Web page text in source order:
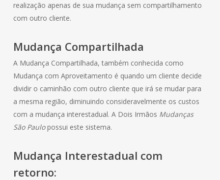
realização apenas de sua mudança sem compartilhamento
com outro cliente.
Mudança Compartilhada
A Mudança Compartilhada, também conhecida como
Mudança com Aproveitamento é quando um cliente decide
dividir o caminhão com outro cliente que irá se mudar para
a mesma região, diminuindo consideravelmente os custos
com a mudança interestadual. A Dois Irmãos Mudanças
São Paulopossui este sistema.
Mudança Interestadual com
retorno: